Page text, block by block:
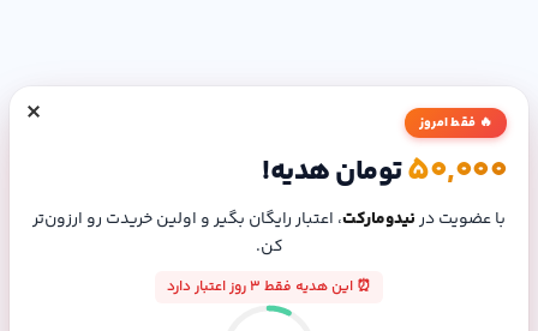
× 🔥 فقط امروز
50,000تومان هدیه!
با عضویت درنیدومارکت، اعتبار رایگان بگیر و اولین خریدت رو ارزون‌تر
کن.
⏰ این هدیه فقط 3 روز اعتبار دارد